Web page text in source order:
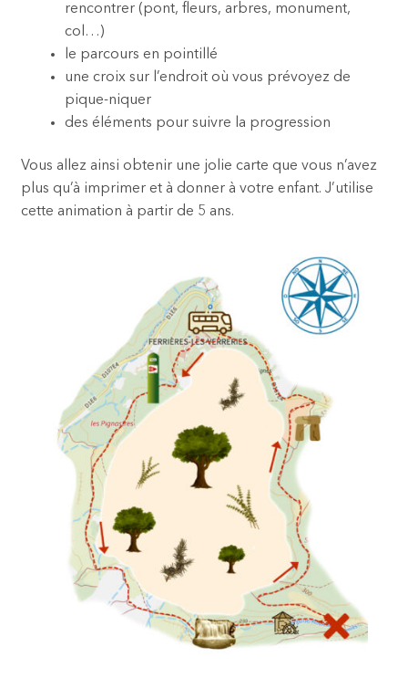
rencontrer (pont, fleurs, arbres, monument,
col…)
le parcours en pointillé
une croix sur l’endroit où vous prévoyez de
pique-niquer
des éléments pour suivre la progression
Vous allez ainsi obtenir une jolie carte que vous n’avez
plus qu’à imprimer et à donner à votre enfant. J’utilise
cette animation à partir de 5 ans.